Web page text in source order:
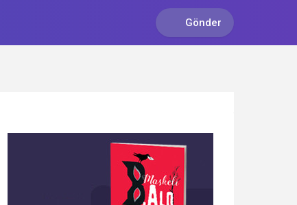
Gönder